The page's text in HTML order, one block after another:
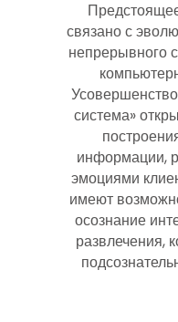
связано с
непрерывного
система»
информации,
эмоциями
имеют
осознание
развлечения,